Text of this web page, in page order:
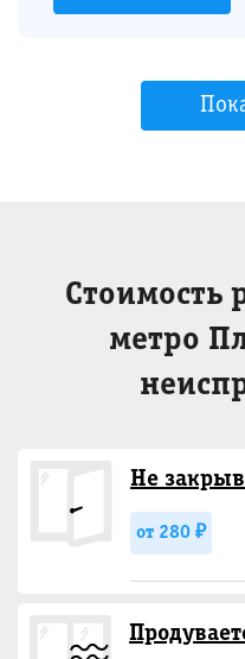
Стоимость
метро
Не
от 280 ₽